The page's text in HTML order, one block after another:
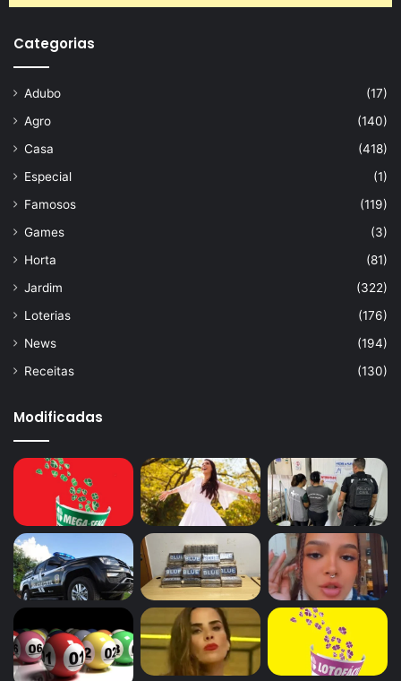
Categorias
Adubo
(17)
Agro
(140)
Casa
(418)
Especial
(1)
Famosos
(119)
Games
(3)
Horta
(81)
Jardim
(322)
Loterias
(176)
News
(194)
Receitas
(130)
Modificadas